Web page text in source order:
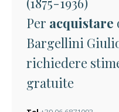
Per acquistare
Bargellini
richiedere
gratuite